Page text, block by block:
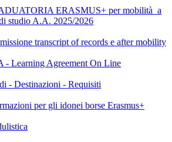
ERASMUS+ per mobilità a
studio A.A. 2025/2026
transcript of records e after mobility
- Learning Agreement On Line
- Destinazioni - Requisiti
per gli idonei borse Erasmus+